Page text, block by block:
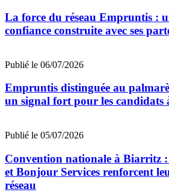
La force du réseau Empruntis :
confiance construite avec ses
Publié le 06/07/2026
Empruntis distinguée au
un signal fort pour les candidats
Publié le 05/07/2026
Convention nationale à Biarritz :
et Bonjour Services renforcent
réseau